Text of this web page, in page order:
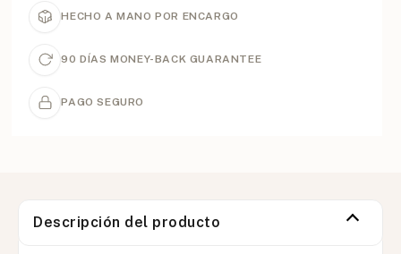
HECHO A MANO POR ENCARGO
90 DÍAS MONEY-BACK GUARANTEE
PAGO SEGURO
Descripción del producto